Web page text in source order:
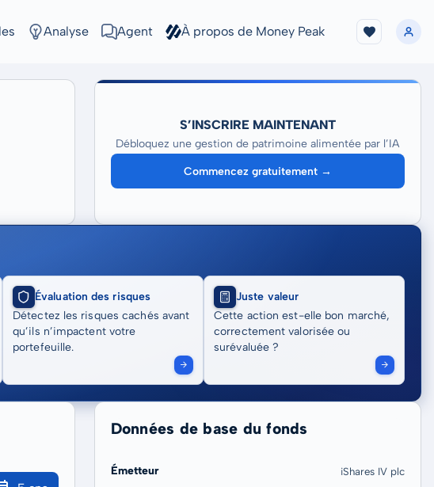
Analyse Agent À propos de Money Peak
S’INSCRIRE MAINTENANT
Débloquez une gestion de patrimoine alimentée par l’IA
Commencez gratuitement →
Évaluation des risques
Détectez les risques cachés avant
qu’ils n’impactent votre
portefeuille.
Juste valeur
Cette action est-elle bon marché,
correctement valorisée ou
surévaluée ?
Données de base du fonds
Émetteur iShares IV plc